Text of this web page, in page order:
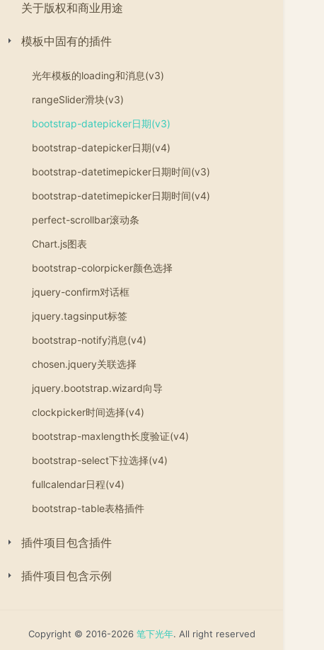
关于版权和商业用途
模板中固有的插件
光年模板的loading和消息(v3)
rangeSlider滑块(v3)
bootstrap-datepicker日期(v3)
bootstrap-datepicker日期(v4)
bootstrap-datetimepicker日期时间(v3)
bootstrap-datetimepicker日期时间(v4)
perfect-scrollbar滚动条
Chart.js图表
bootstrap-colorpicker颜色选择
jquery-confirm对话框
jquery.tagsinput标签
bootstrap-notify消息(v4)
chosen.jquery关联选择
jquery.bootstrap.wizard向导
clockpicker时间选择(v4)
bootstrap-maxlength长度验证(v4)
bootstrap-select下拉选择(v4)
fullcalendar日程(v4)
bootstrap-table表格插件
插件项目包含插件
插件项目包含示例
Copyright © 2016-2026 笔下光年. All right reserved